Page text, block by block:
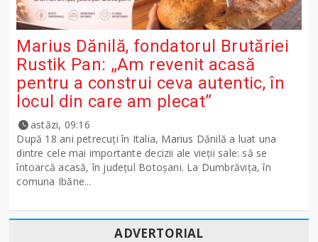
Marius Dănilă, fondatorul Brutăriei
Rustik Pan: „Am revenit acasă
pentru a construi ceva autentic, în
locul din care am plecat”
astăzi, 09:16
După 18 ani petrecuți în Italia, Marius Dănilă a luat una
dintre cele mai importante decizii ale vieții sale: să se
întoarcă acasă, în județul Botoșani. La Dumbrăvița, în
comuna Ibăne...
ADVERTORIAL